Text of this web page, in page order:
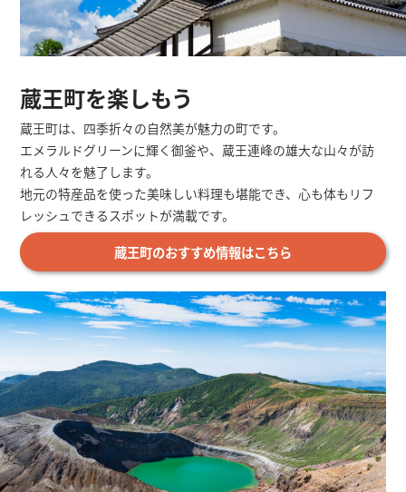
蔵王町を楽しもう
蔵王町は、四季折々の自然美が魅力の町です。
エメラルドグリーンに輝く御釜や、蔵王連峰の雄大な山々が訪
れる人々を魅了します。
地元の特産品を使った美味しい料理も堪能でき、心も体もリフ
レッシュできるスポットが満載です。
蔵王町のおすすめ情報はこちら